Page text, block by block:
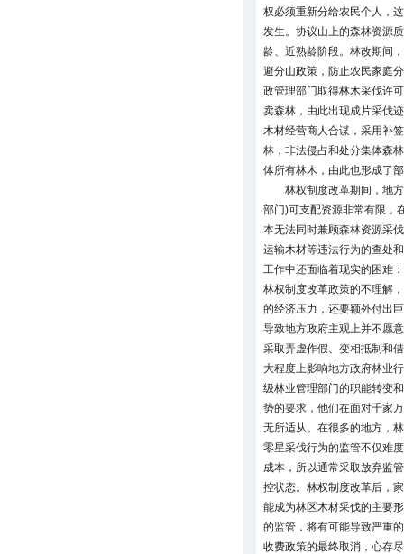
权必须重新分给农民个人，
发生。协议山上的森林资源
龄、近熟龄阶段。林改期间
避分山政策，防止农民家庭
政管理部门取得林木采伐许
卖森林，由此出现成片采伐
木材经营商人合谋，采用补
林，非法侵占和处分集体森
体所有林木，由此也形成了
林权制度改革期间，地
部门)可支配资源非常有限，
本无法同时兼顾森林资源采
运输木材等违法行为的查处
工作中还面临着现实的困难
林权制度改革政策的不理解
的经济压力，还要额外付出
导致地方政府主观上并不愿
采取弄虚作假、变相抵制和
大程度上影响地方政府林业
级林业管理部门的职能转变
势的要求，他们在面对千家
无所适从。在很多的地方，
零星采伐行为的监管不仅难
成本，所以通常采取放弃监
控状态。林权制度改革后，
能成为林区木材采伐的主要
的监管，将有可能导致严重
收费政策的最终取消，心存